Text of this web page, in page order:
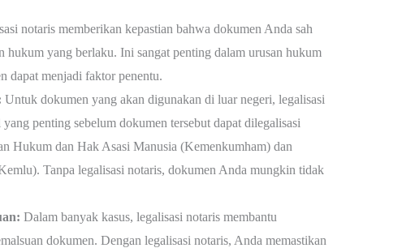
notaris memberikan kepastian bahwa dokumen Anda sah
hukum yang berlaku. Ini sangat penting dalam urusan hukum
dapat menjadi faktor penentu.
Untuk dokumen yang akan digunakan di luar negeri, legalisasi
penting sebelum dokumen tersebut dapat dilegalisasi
Hukum dan Hak Asasi Manusia (Kemenkumham) dan
Tanpa legalisasi notaris, dokumen Anda mungkin tidak
Dalam banyak kasus, legalisasi notaris membantu
dokumen. Dengan legalisasi notaris, Anda memastikan